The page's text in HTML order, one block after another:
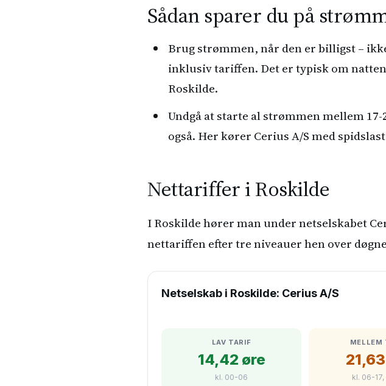
Sådan sparer du på
Brug strømmen, når den er billigst –
inklusiv tariffen. Det er typisk om
Roskilde.
Undgå at starte al strømmen mellem
også. Her kører Cerius A/S med
Nettariffer i Roskilde
I Roskilde hører man under netselskabet
nettariffen efter tre niveauer hen over
Netselskab i Roskilde: Cerius A/S
LAV TARIF
14,42 øre
kl. 00-06
MELLEM
kl. 06-17,